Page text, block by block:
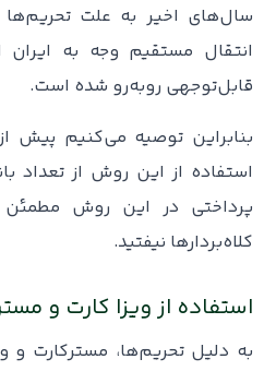
سال‌های اخیر به علت تحریم‌ها
انتقال مستقیم وجه به
قابل‌توجهی روبه‌رو شده است.
بنابراین توصیه می‌کنیم پیش
استفاده از این روش از تعداد
پرداختی در این روش
کلاه‌بردارها نیفتید.
استفاده از ویزا کارت و
به دلیل تحریم‌ها، مسترکارت و